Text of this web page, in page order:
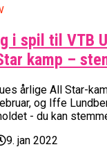
i spil til VTB
kamp –
årlige All Star-
og Iffe
- du kan
9. jan 2022